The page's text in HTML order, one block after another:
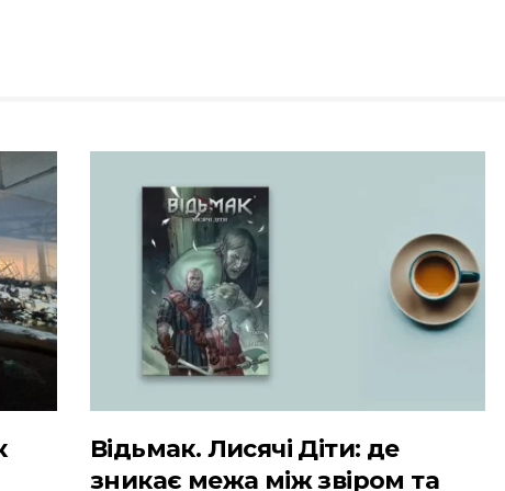
Відьмак. Лисячі Діти: де
зникає межа між звіром та